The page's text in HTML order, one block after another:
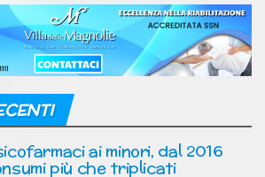
ai minori, dal 2016
più che triplicati